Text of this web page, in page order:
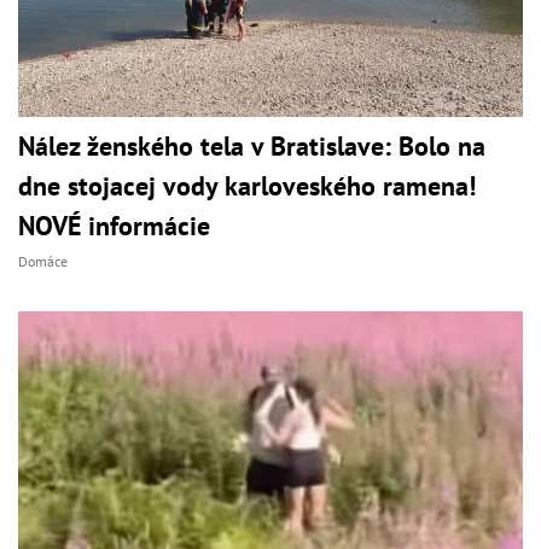
Nález ženského tela v Bratislave: Bolo na
dne stojacej vody karloveského ramena!
NOVÉ informácie
Domáce